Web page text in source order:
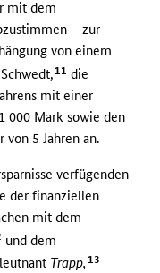
mit dem
– zur
von einem
11 die
mit einer
000 Mark sowie den
von 5 Jahren an.
verfügenden
der finanziellen
mit dem
und dem
Trapp,13